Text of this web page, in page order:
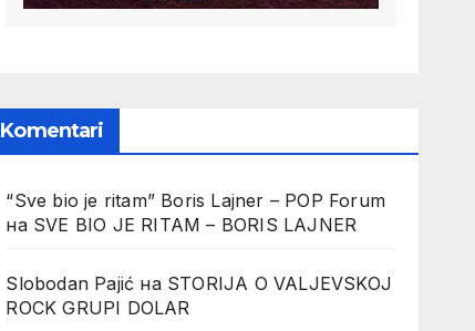
Komentari
“Sve bio je ritam” Boris Lajner – POP Forum
на SVE BIO JE RITAM – BORIS LAJNER
Slobodan Pajić на STORIJA O VALJEVSKOJ
ROCK GRUPI DOLAR